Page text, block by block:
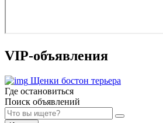
VIP-объявления
Щенки бостон терьера
Где остановиться
Поиск объявлений